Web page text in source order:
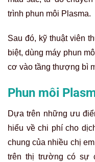
trình phun môi Plasma.
Sau đó, kỹ thuật viên
biệt, dùng máy phun
cơ vào tầng thượng bì
Phun môi
Dựa trên những ưu
hiểu về chi phí cho
chung của nhiều chị
trên thị trường có sự